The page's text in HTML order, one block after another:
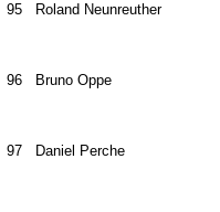
95 Roland Neunreuther
96 Bruno Oppe
97 Daniel Perche